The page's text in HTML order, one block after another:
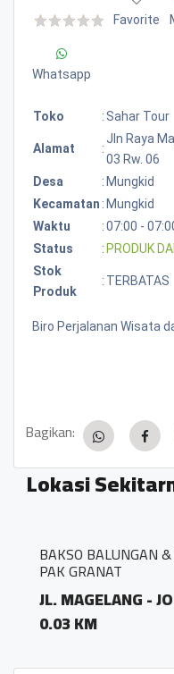
Favorite
Whatsapp
Toko : Sahar Tour
Alamat :
Jln Raya
03 Rw. 06
Desa
: Mungkid
Kecamatan : Mungkid
Waktu
:07:00 -
Status
: PRODUK
Stok
Produk
: TERBATAS
Biro Perjalanan Wisata
Bagikan:
Lokasi
& MIE AYAM